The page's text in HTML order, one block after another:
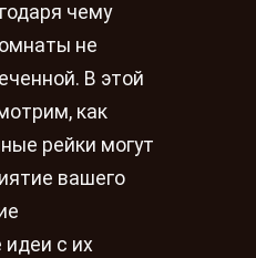
чему
не
В этой
как
рейки могут
вашего
идеи с их